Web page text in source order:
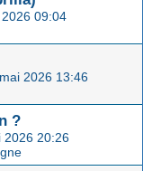
09:04
2026 13:46
?
2026 20:26